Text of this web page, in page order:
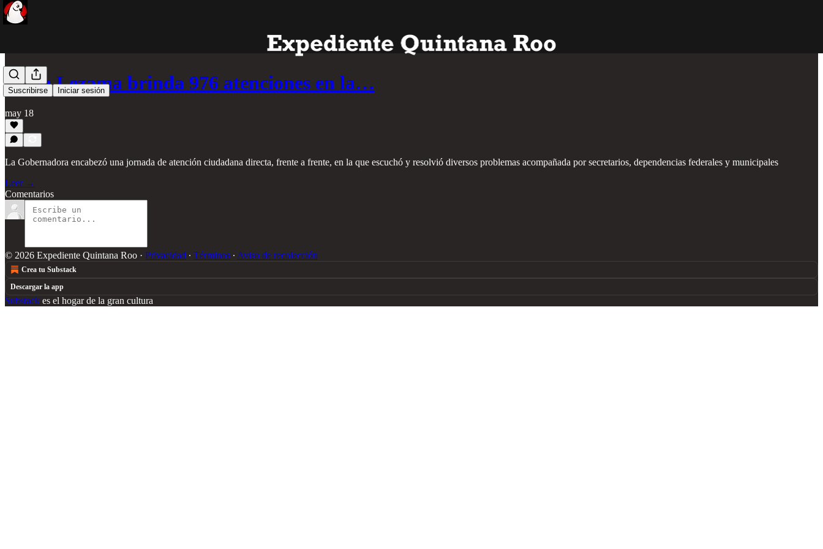
Suscribirse Iniciar sesión
Mara Lezama brinda 976 atenciones en la…
may 18
La Gobernadora encabezó una jornada de atención ciudadana directa, frente a frente, en la que escuchó y resolvió diversos problemas acompañada por secretarios, dependencias federales y municipales
Leer →
Comentarios
© 2026 Expediente Quintana Roo · Privacidad ∙ Términos ∙ Aviso de recolección
Crea tu Substack
Descargar la app
Substack es el hogar de la gran cultura